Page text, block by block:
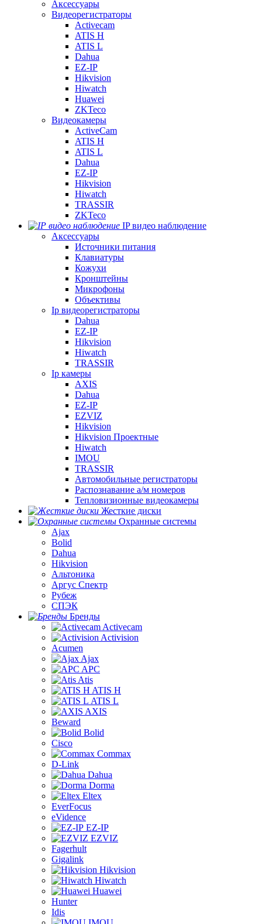
Аксессуары
Видеорегистраторы
Activecam
ATIS H
ATIS L
Dahua
EZ-IP
Hikvision
Hiwatch
Huawei
ZKTeco
Видеокамеры
ActiveCam
ATIS H
ATIS L
Dahua
EZ-IP
Hikvision
Hiwatch
TRASSIR
ZKTeco
IP видео наблюдение
Аксессуары
Источники питания
Клавиатуры
Кожухи
Кронштейны
Микрофоны
Объективы
Ip видеорегистраторы
Dahua
EZ-IP
Hikvision
Hiwatch
TRASSIR
Ip камеры
AXIS
Dahua
EZ-IP
EZVIZ
Hikvision
Hikvision Проектные
Hiwatch
IMOU
TRASSIR
Автомобильные регистраторы
Распознавание а/м номеров
Тепловизионные видеокамеры
Жесткие диски
Охранные системы
Ajax
Bolid
Dahua
Hikvision
Альтоника
Аргус Спектр
Рубеж
СПЭК
Бренды
Activecam
Activision
Acumen
Ajax
APC
Atis
ATIS H
ATIS L
AXIS
Beward
Bolid
Cisco
Commax
D-Link
Dahua
Dorma
Eltex
EverFocus
eVidence
EZ-IP
EZVIZ
Fagerhult
Gigalink
Hikvision
Hiwatch
Huawei
Hunter
Idis